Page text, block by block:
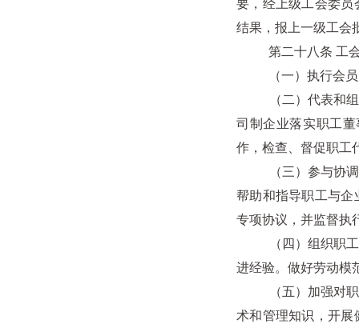
要，经上级工会委员
结果，报上一级工会
第二十八条 工会
（一）执行会员大
（二）代表和组织
司制企业落实职工
作，检查、督促职工
（三）参与协调劳
帮助和指导职工与企
专项协议，并监督执
（四）组织职工开
进经验。做好劳动模
（五）加强对职工
术和管理知识，开展